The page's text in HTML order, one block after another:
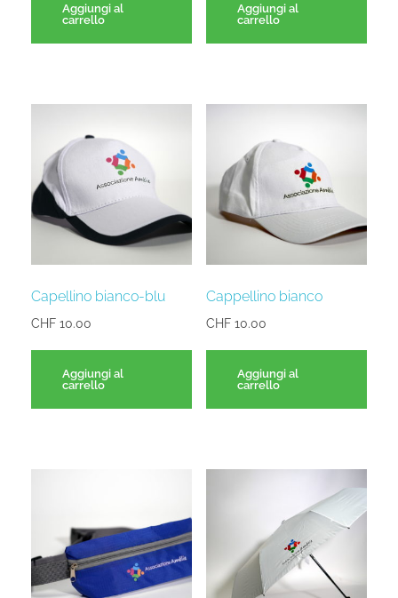
Aggiungi al
carrello
Aggiungi al
carrello
Capellino bianco-blu
CHF 10.00
Aggiungi al
carrello
Cappellino bianco
CHF10.00
Aggiungi al
carrello